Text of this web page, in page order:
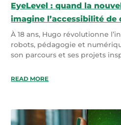
EyeLevel : quand la
imagine l’accessibilité de
À 18 ans, Hugo révolutionne
robots, pédagogie et
son parcours et ses projets
READ MORE